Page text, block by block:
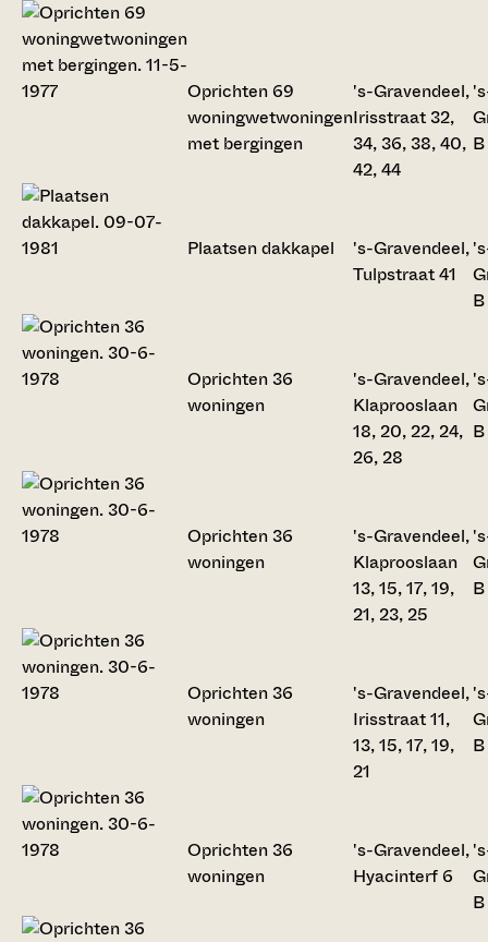
Oprichten 69
woningwetwoningen
met bergingen
's-Gravendeel,
Irisstraat 32,
34, 36, 38, 40,
42, 44
Plaatsen dakkapel
's-Gravendeel,
Tulpstraat 41
Oprichten 36
woningen
's-Gravendeel,
Klaprooslaan
18, 20, 22, 24,
26, 28
Oprichten 36
woningen
's-Gravendeel,
Klaprooslaan
13, 15, 17, 19,
21, 23, 25
Oprichten 36
woningen
's-Gravendeel,
Irisstraat 11,
13, 15, 17, 19,
21
Oprichten 36
woningen
's-Gravendeel,
Hyacinterf 6